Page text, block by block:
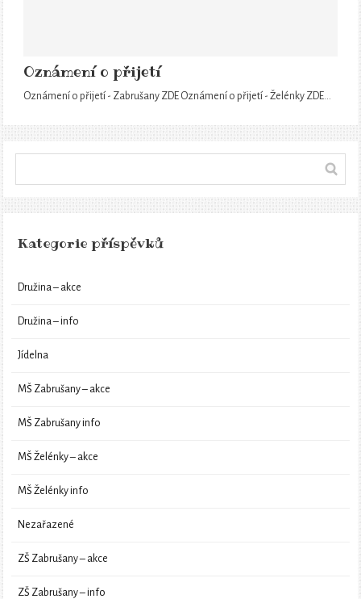
Oznámení o přijetí
Oznámení o přijetí - Zabrušany ZDE Oznámení o přijetí - Želénky ZDE…
Kategorie příspěvků
Družina – akce
Družina – info
Jídelna
MŠ Zabrušany – akce
MŠ Zabrušany info
MŠ Želénky – akce
MŠ Želénky info
Nezařazené
ZŠ Zabrušany – akce
ZŠ Zabrušany – info